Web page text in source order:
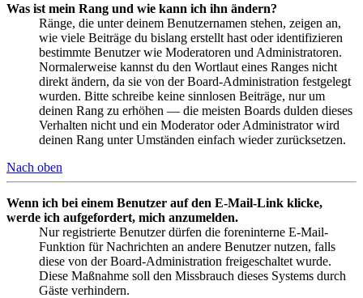
Was ist mein Rang und wie kann ich ihn ändern?
Ränge, die unter deinem Benutzernamen stehen, zeigen an,
wie viele Beiträge du bislang erstellt hast oder identifizieren
bestimmte Benutzer wie Moderatoren und Administratoren.
Normalerweise kannst du den Wortlaut eines Ranges nicht
direkt ändern, da sie von der Board-Administration festgelegt
wurden. Bitte schreibe keine sinnlosen Beiträge, nur um
deinen Rang zu erhöhen — die meisten Boards dulden dieses
Verhalten nicht und ein Moderator oder Administrator wird
deinen Rang unter Umständen einfach wieder zurücksetzen.
Nach oben
Wenn ich bei einem Benutzer auf den E-Mail-Link klicke,
werde ich aufgefordert, mich anzumelden.
Nur registrierte Benutzer dürfen die foreninterne E-Mail-
Funktion für Nachrichten an andere Benutzer nutzen, falls
diese von der Board-Administration freigeschaltet wurde.
Diese Maßnahme soll den Missbrauch dieses Systems durch
Gäste verhindern.